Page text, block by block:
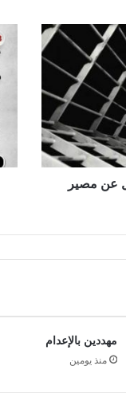
عن مصير
مهددين بالإعدام
منذ يومين